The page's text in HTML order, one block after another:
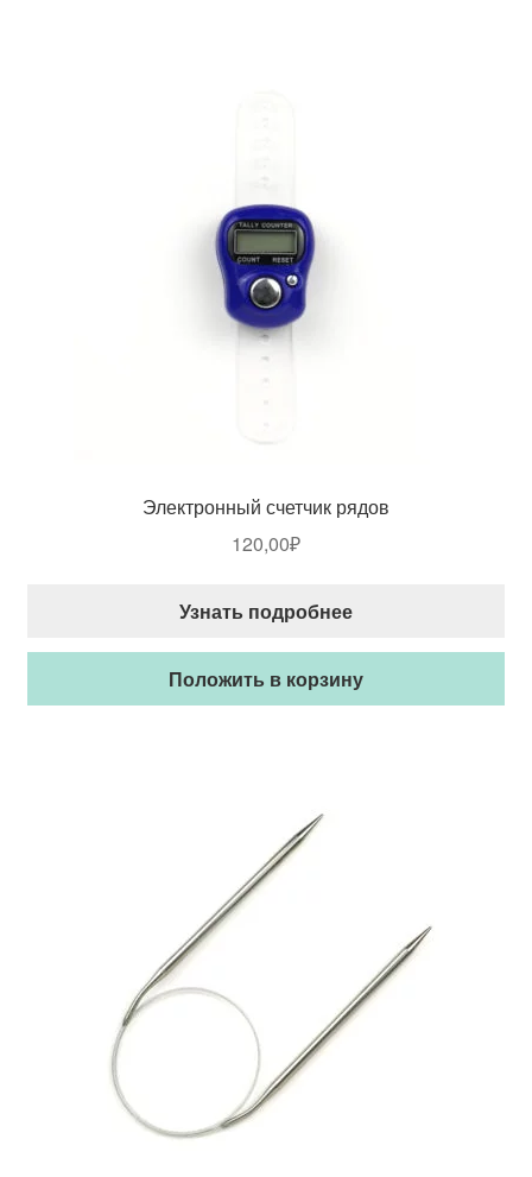
Электронный счетчик рядов
120,00₽
Узнать подробнее
Положить в корзину